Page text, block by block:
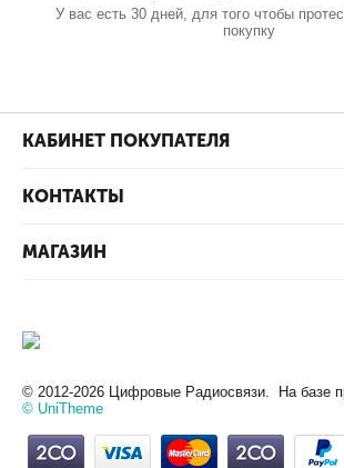
У вас есть 30 дней, для того чтобы
покупку
КАБИНЕТ ПОКУПАТЕЛЯ
КОНТАКТЫ
МАГАЗИН
© 2012-2026 Цифровые Радиосвязи. На базе
© UniTheme